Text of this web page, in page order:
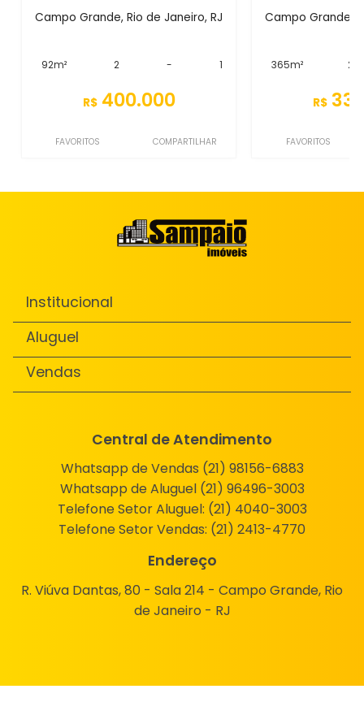
Campo Grande, Rio de Janeiro, RJ
92m² 2 - 1
R$ 400.000
FAVORITOS COMPARTILHAR
Campo Grande,
365m² 2
R$
FAVORITOS
Institucional
Aluguel
Vendas
Central de Atendimento
Whatsapp de Vendas (21) 98156-6883
Whatsapp de Aluguel (21) 96496-3003
Telefone Setor Aluguel: (21) 4040-3003
Telefone Setor Vendas: (21) 2413-4770
Endereço
R. Viúva Dantas, 80 - Sala 214 - Campo Grande, Rio
de Janeiro - RJ